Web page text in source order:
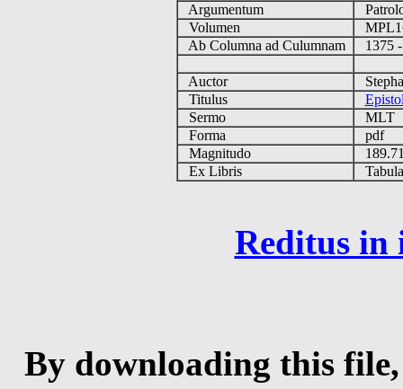
Argumentum
Volumen
Ab Columna ad Culumnam
1375
Auctor
Titulus
Sermo
MLT
Forma
pdf
Magnitudo
Ex Libris
Reditus in
By downloading this